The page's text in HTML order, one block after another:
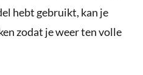
hebt gebruikt, kan je
zodat je weer ten volle